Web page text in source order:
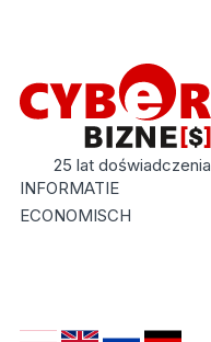
25 lat doświadczenia
INFORMATIE
ECONOMISCH